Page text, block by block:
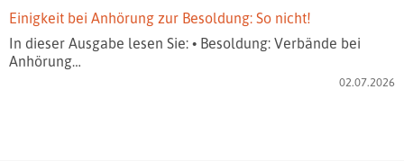
Einigkeit bei Anhörung zur Besoldung: So nicht!
In dieser Ausgabe lesen Sie: • Besoldung: Verbände bei
Anhörung…
02.07.2026